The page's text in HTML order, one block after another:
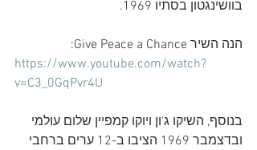
בוושינגטון בסתיו 1969.
הנה השיר Give Peace a Chance:
https://www.youtube.com/watch?
v=C3_0GqPvr4U
בנוסף, השיקו ג'ון ויוקו קמפיין שלום עולמי
ובדצמבר 1969 הציבו ב-12 ערים ברחבי